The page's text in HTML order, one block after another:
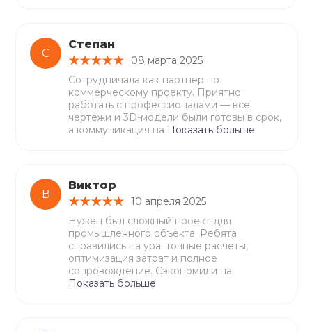
С
Степан
08 марта 2025
Сотрудничала как партнер по
коммерческому проекту. Приятно
работать с профессионалами — все
чертежи и 3D-модели были готовы в срок,
а коммуникация на Показать больше
В
Виктор
10 апреля 2025
Нужен был сложный проект для
промышленного объекта. Ребята
справились на ура: точные расчеты,
оптимизация затрат и полное
сопровождение. Сэкономили на
Показать больше